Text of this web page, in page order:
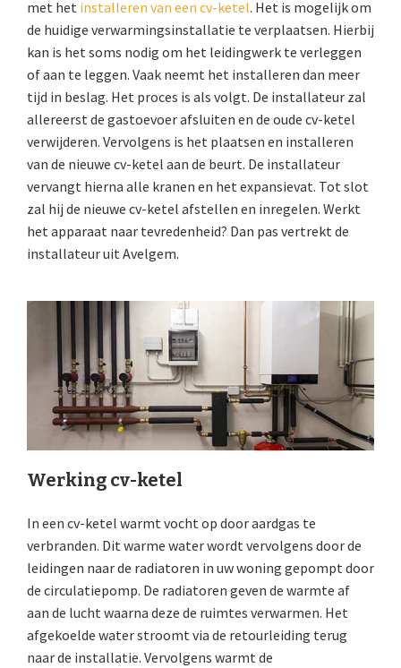
met het installeren van een cv-ketel. Het is mogelijk om
de huidige verwarmingsinstallatie te verplaatsen. Hierbij
kan is het soms nodig om het leidingwerk te verleggen
of aan te leggen. Vaak neemt het installeren dan meer
tijd in beslag. Het proces is als volgt. De installateur zal
allereerst de gastoevoer afsluiten en de oude cv-ketel
verwijderen. Vervolgens is het plaatsen en installeren
van de nieuwe cv-ketel aan de beurt. De installateur
vervangt hierna alle kranen en het expansievat. Tot slot
zal hij de nieuwe cv-ketel afstellen en inregelen. Werkt
het apparaat naar tevredenheid? Dan pas vertrekt de
installateur uit Avelgem.
Werking cv-ketel
In een cv-ketel warmt vocht op door aardgas te
verbranden. Dit warme water wordt vervolgens door de
leidingen naar de radiatoren in uw woning gepompt door
de circulatiepomp. De radiatoren geven de warmte af
aan de lucht waarna deze de ruimtes verwarmen. Het
afgekoelde water stroomt via de retourleiding terug
naar de installatie. Vervolgens warmt de